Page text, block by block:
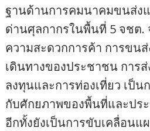
ฐานด้านการคมนาคมขนส่ง
ด่านศุลกากรในพื้นที่ 5 จชต.
ความสะดวกการค้า การขน
เดินทางของประชาชน การส่
ลงทุนและการท่องเที่ยว เป็
กับศักยภาพของพื้นที่และปร
อีกทั้งยังเป็นการขับเคลื่อน